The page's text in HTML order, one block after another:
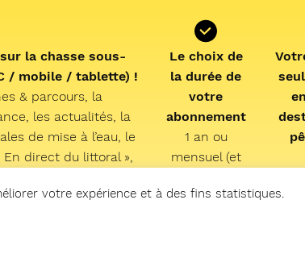
la chasse sous-
/ mobile / tablette) !
& parcours, la
les actualités, la
de mise à l’eau, le
direct du littoral »,
» !
Le choix de
la durée de
votre
abonnement
1 an ou
mensuel (et
résiliation
votre expérience et à des fins statistiques.